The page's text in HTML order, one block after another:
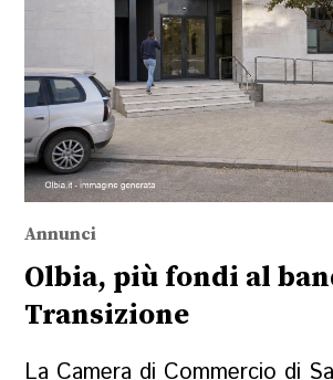
Annunci
Olbia, più fondi al
Transizione
La Camera di Commercio di